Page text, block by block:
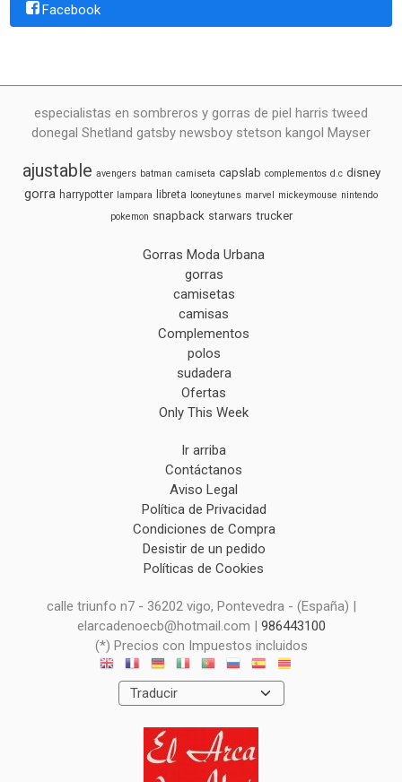
Facebook
especialistas en sombreros y gorras de piel harris tweed
donegal Shetland gatsby newsboy stetson kangol Mayser
ajustable avengers batman camiseta capslab complementos d.c disney
gorra harrypotter lampara libreta looneytunes marvel mickeymouse nintendo
pokemon snapback starwars trucker
Gorras Moda Urbana
gorras
camisetas
camisas
Complementos
polos
sudadera
Ofertas
Only This Week
Ir arriba
Contáctanos
Aviso Legal
Política de Privacidad
Condiciones de Compra
Desistir de un pedido
Políticas de Cookies
calle triunfo n7 - 36202 vigo, Pontevedra - (España) |
elarcadenoecb@hotmail.com | 986443100
(*) Precios con Impuestos incluidos